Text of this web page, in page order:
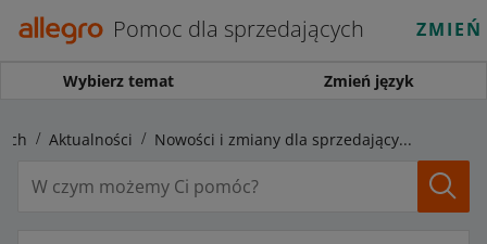
Pomoc dla sprzedających
Wybierz temat Zmień język
Aktualności Nowości i zmiany dla sprzedających w kwietniu, czerwcu i lipcu